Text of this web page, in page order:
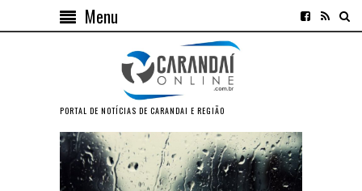
Menu
PORTAL DE NOTÍCIAS DE CARANDAI E REGIÃO